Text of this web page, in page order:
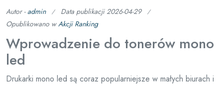
Autor -admin Data publikacji2026-04-29
Opublikowano wAkcji Ranking
Wprowadzenie do tonerów mono
led
Drukarki mono led są coraz popularniejsze w małych biurach i